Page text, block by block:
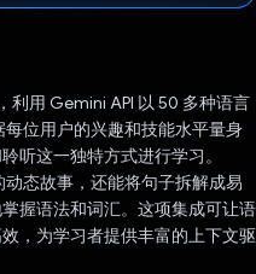
利用 Gemini API 以 50 多种语言
位用户的兴趣和技能水平量身
听这一独特方式进行学习。
态故事，还能将句子拆解成易
握语法和词汇。这项集成可让语
，为学习者提供丰富的上下文驱